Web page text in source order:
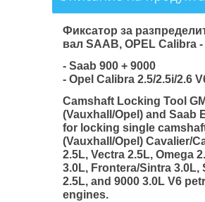
Фиксатор за
вал SAAB, OPEL Calibra -
- Saab 900 + 9000
- Opel Calibra 2.5/2.5i/2.6
Camshaft Locking Tool GM
(Vauxhall/Opel) and Saab
for locking single
(Vauxhall/Opel) Cavalier/
2.5L, Vectra 2.5L, Omega
3.0L, Frontera/Sintra 3.0L,
2.5L, and 9000 3.0L V6
engines.